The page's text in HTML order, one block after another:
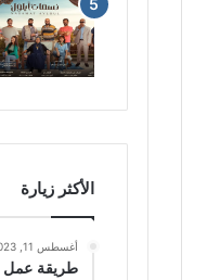
الأكثر زيارة
أغسطس 11, 2023
طريقة عمل